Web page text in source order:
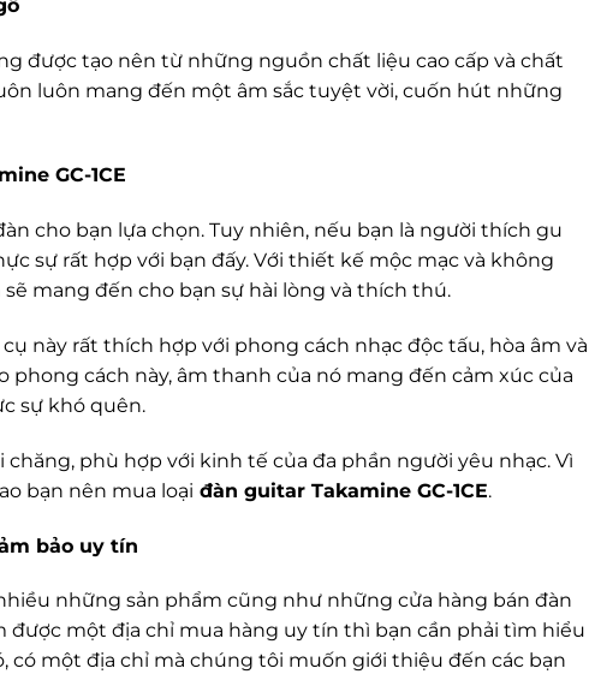
được tạo nên từ những nguồn chất liệu cao cấp và chất
luôn mang đến một âm sắc tuyệt vời, cuốn hút những
GC-1CE
cho bạn lựa chọn. Tuy nhiên, nếu bạn là người thích gu
sự rất hợp với bạn đấy. Với thiết kế mộc mạc và không
sẽ mang đến cho bạn sự hài lòng và thích thú.
này rất thích hợp với phong cách nhạc độc tấu, hòa âm và
phong cách này, âm thanh của nó mang đến cảm xúc của
sự khó quên.
phù hợp với kinh tế của đa phần người yêu nhạc. Vì
bạn nên mua loại đàn guitar Takamine GC-1CE.
bảo uy tín
những sản phẩm cũng như những cửa hàng bán đàn
được một địa chỉ mua hàng uy tín thì bạn cần phải tìm hiểu
có một địa chỉ mà chúng tôi muốn giới thiệu đến các bạn